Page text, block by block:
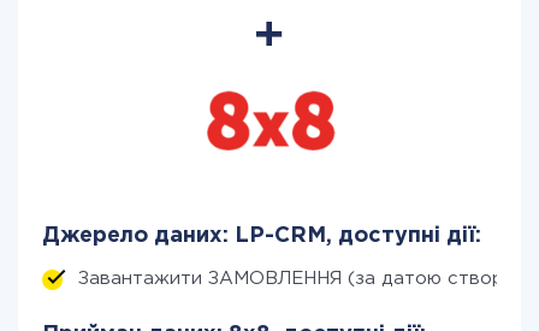
Джерело даних: LP-CRM, доступні дії:
Завантажити ЗАМОВЛЕННЯ (за датою